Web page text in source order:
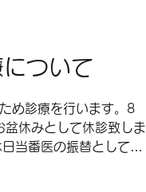
ついて
め診療を行います。8
休みとして休診致しま
当番医の振替として休